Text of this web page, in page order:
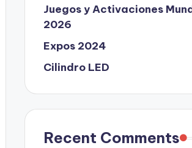
Juegos y Activaciones
2026
Expos 2024
Cilindro LED
Recent Comments